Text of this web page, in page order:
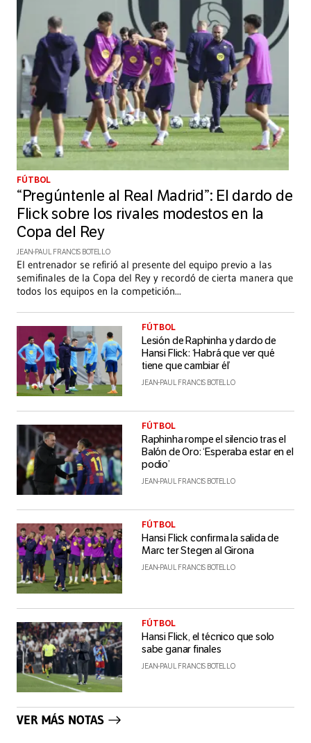
FÚTBOL
“Pregúntenle al Real Madrid”: El dardo de
Flick sobre los rivales modestos en la
Copa del Rey
JEAN-PAUL FRANCIS BOTELLO
El entrenador se refirió al presente del equipo previo a las
semifinales de la Copa del Rey y recordó de cierta manera que
todos los equipos en la competición...
FÚTBOL
Lesión de Raphinha y dardo de
Hansi Flick: ‘Habrá que ver qué
tiene que cambiar él’
JEAN-PAUL FRANCIS BOTELLO
FÚTBOL
Raphinha rompe el silencio tras el
Balón de Oro: ‘Esperaba estar en el
podio’
JEAN-PAUL FRANCIS BOTELLO
FÚTBOL
Hansi Flick confirma la salida de
Marc ter Stegen al Girona
JEAN-PAUL FRANCIS BOTELLO
FÚTBOL
Hansi Flick, el técnico que solo
sabe ganar finales
JEAN-PAUL FRANCIS BOTELLO
VER MÁS NOTAS